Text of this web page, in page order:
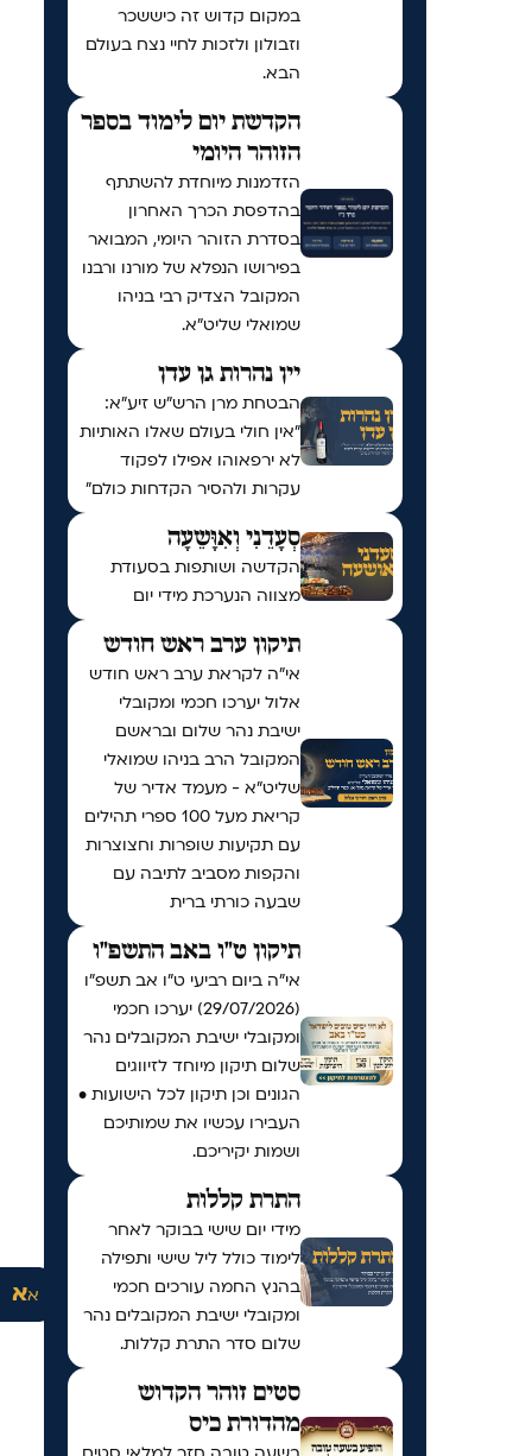
אא
במקום קדוש זה כיששכר
וזבולון ולזכות לחיי נצח בעולם
הבא.
הקדשת יום לימוד בספר
הזוהר היומי
הזדמנות מיוחדת להשתתף
בהדפסת הכרך האחרון
בסדרת הזוהר היומי, המבואר
בפירושו הנפלא של מורנו ורבנו
המקובל הצדיק רבי בניהו
שמואלי שליט״א.
יין נהרות גן עדן
הבטחת מרן הרש"ש זיע"א:
"אין חולי בעולם שאלו האותיות
לא ירפאוהו אפילו לפקוד
עקרות ולהסיר הקדחות כולם"
סְעָדֵנִי וְאִוָּשֵעָה
הקדשה ושותפות בסעודת
מצווה הנערכת מידי יום
תיקון ערב ראש חודש
אי"ה לקראת ערב ראש חודש
אלול יערכו חכמי ומקובלי
ישיבת נהר שלום ובראשם
המקובל הרב בניהו שמואלי
שליט״א - מעמד אדיר של
קריאת מעל 100 ספרי תהילים
עם תקיעות שופרות וחצוצרות
והקפות מסביב לתיבה עם
שבעה כורתי ברית
תיקון ט"ו באב התשפ"ו
אי"ה ביום רביעי ט״ו אב תשפ״ו
(29/07/2026) יערכו חכמי
ומקובלי ישיבת המקובלים נהר
שלום תיקון מיוחד לזיווגים
הגונים וכן תיקון לכל הישועות •
העבירו עכשיו את שמותיכם
ושמות יקיריכם.
התרת קללות
מידי יום שישי בבוקר לאחר
לימוד כולל ליל שישי ותפילה
בהנץ החמה עורכים חכמי
ומקובלי ישיבת המקובלים נהר
שלום סדר התרת קללות.
סטים זוהר הקדוש
מהדורת כיס